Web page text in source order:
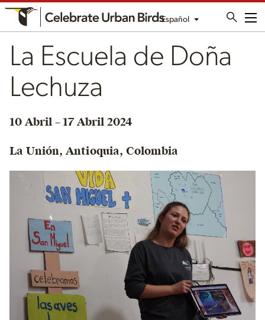
Español
La Escuela de Doña
Lechuza
10 Abril – 17 Abril 2024
La Unión, Antioquia, Colombia